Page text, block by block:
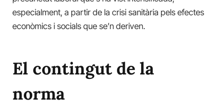
especialment, a partir de la crisi sanitària pels efectes
econòmics i socials que se’n deriven.
El contingut de la
norma